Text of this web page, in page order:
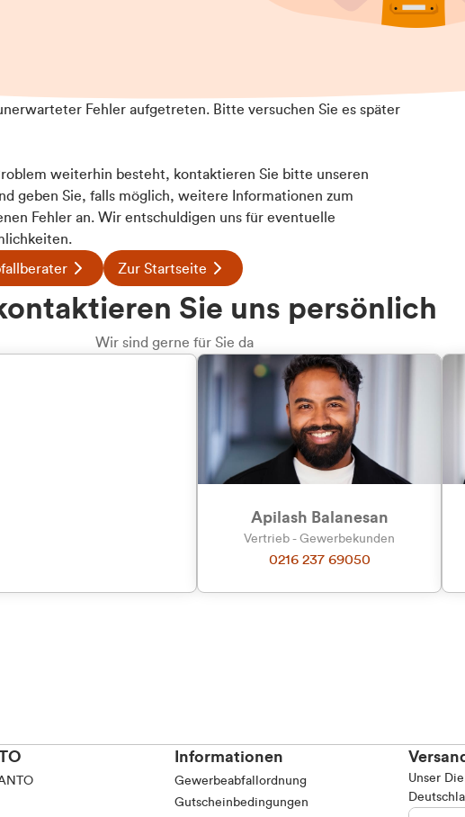
Fehler aufgetreten. Bitte versuchen Sie es später
weiterhin besteht, kontaktieren Sie bitte unseren
geben Sie, falls möglich, weitere Informationen zum
Fehler an. Wir entschuldigen uns für eventuelle
Zur Startseite
Sie uns persönlich
Wir sind gerne für Sie da
Apilash Balanesan
Vertrieb - Gewerbekunden
0216 237 69050
Informationen
Gewerbeabfallordnung
Gutscheinbedingungen
Unser